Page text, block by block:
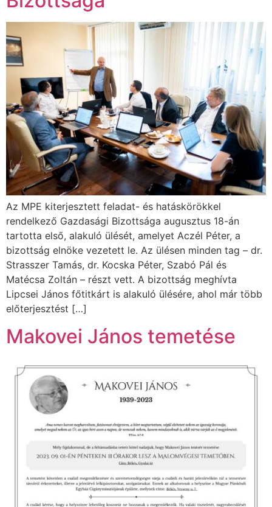
Az MPE kiterjesztett feladat- és hatáskörökkel
rendelkező Gazdasági Bizottsága augusztus 18-án
tartotta első, alakuló ülését, amelyet Aczél Péter, a
bizottság elnöke vezetett le. Az ülésen minden tag – dr.
Strasszer Tamás, dr. Kocska Péter, Szabó Pál és
Matécsa Zoltán – részt vett. A bizottság meghívta
Lipcsei János főtitkárt is alakuló ülésére, ahol már több
előterjesztést […]
Makovei János temetése